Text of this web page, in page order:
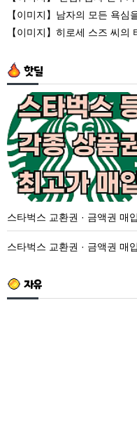
충
족
키
는
게
가
오
픈
【이미지】남자의 모든 욕
【이미지】히로세 스즈 씨의
핫딜
타
벅
스
교
·
매
스타벅스 교환권 · 금액권 매입 안내
스타벅스 교환권 · 금액권 매
자유